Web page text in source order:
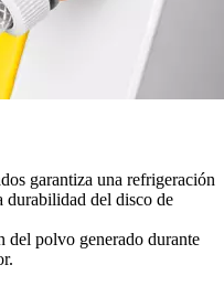
garantiza una refrigeración
durabilidad del disco de
del polvo generado durante